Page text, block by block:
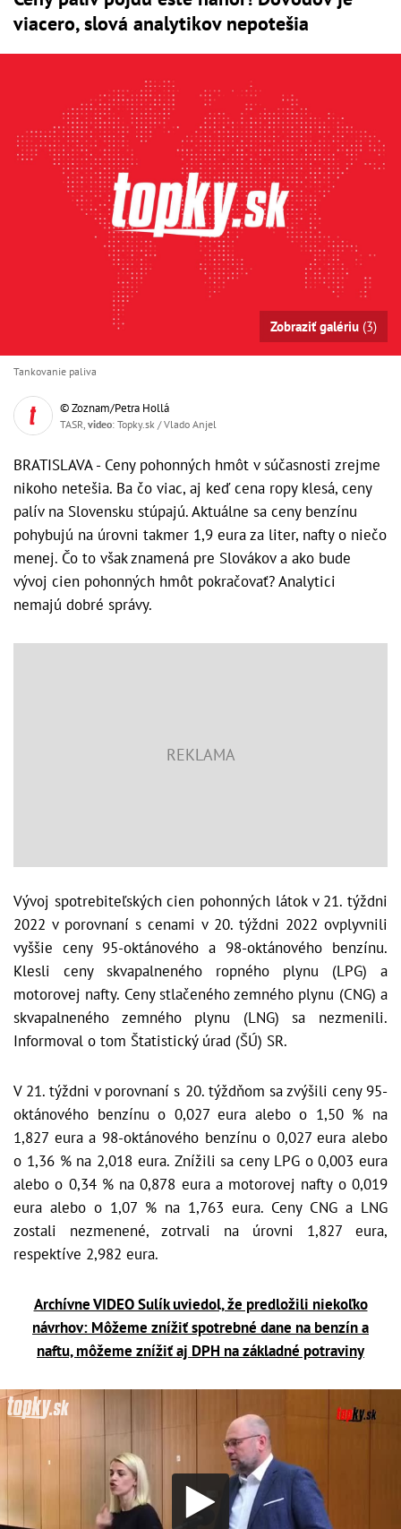
viacero, slová analytikov nepotešia
Zobraziť galériu (3)
Tankovanie paliva
© Zoznam/Petra Hollá
TASR, video: Topky.sk / Vlado Anjel
BRATISLAVA - Ceny pohonných hmôt v súčasnosti zrejme
nikoho netešia. Ba čo viac, aj keď cena ropy klesá, ceny
palív na Slovensku stúpajú. Aktuálne sa ceny benzínu
pohybujú na úrovni takmer 1,9 eura za liter, nafty o niečo
menej. Čo to však znamená pre Slovákov a ako bude
vývoj cien pohonných hmôt pokračovať? Analytici
nemajú dobré správy.
Vývoj spotrebiteľských cien pohonných látok v 21. týždni
2022 v porovnaní s cenami v 20. týždni 2022 ovplyvnili
vyššie ceny 95-oktánového a 98-oktánového benzínu.
Klesli ceny skvapalneného ropného plynu (LPG) a
motorovej nafty. Ceny stlačeného zemného plynu (CNG) a
skvapalneného zemného plynu (LNG) sa nezmenili.
Informoval o tom Štatistický úrad (ŠÚ) SR.
V 21. týždni v porovnaní s 20. týždňom sa zvýšili ceny 95-
oktánového benzínu o 0,027 eura alebo o 1,50 % na
1,827 eura a 98-oktánového benzínu o 0,027 eura alebo
o 1,36 % na 2,018 eura. Znížili sa ceny LPG o 0,003 eura
alebo o 0,34 % na 0,878 eura a motorovej nafty o 0,019
eura alebo o 1,07 % na 1,763 eura. Ceny CNG a LNG
zostali nezmenené, zotrvali na úrovni 1,827 eura,
respektíve 2,982 eura.
Archívne VIDEO Sulík uviedol, že predložili niekoľko
návrhov: Môžeme znížiť spotrebné dane na benzín a
naftu, môžeme znížiť aj DPH na základné potraviny